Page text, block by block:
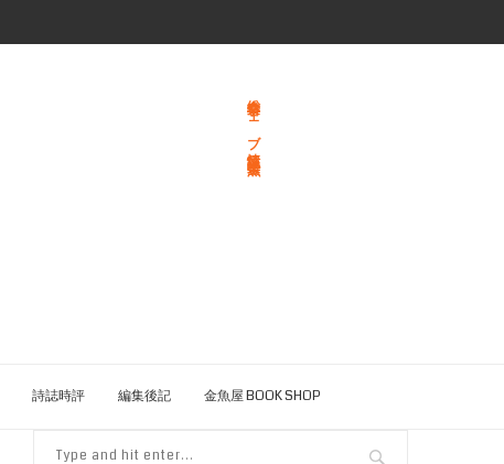
総合文学ウェブ情報誌 文学金魚
詩誌時評 編集後記 金魚屋 BOOK SHOP